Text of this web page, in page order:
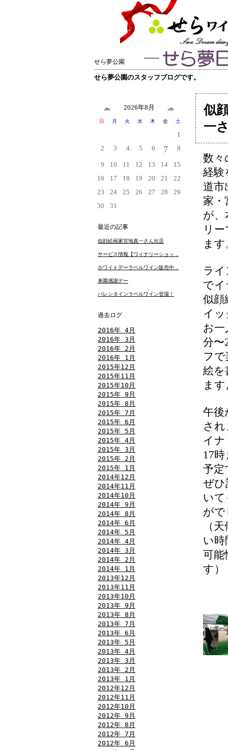
せら夢公園
せら夢公園のスタッフブログです。
← 2026年8月 →
日 月 火 水 木 金 土
1
2
3 4 5 6 7 8
9 10 11 12 13 14
15
16
17 18 19 20 21
22
23
24 25 26 27 28
29
30
31
最近の記事
似顔絵画家宮地真一さん出店
サービス情報【ワイナリーショッ ..
ホワイトデーラベルワイン販売中 ..
来園感謝デー
バレンタインラベルワイン登場！
過去ログ
2016年 4月
2016年 3月
2016年 2月
2016年 1月
2015年12月
2015年11月
2015年10月
2015年 9月
2015年 8月
2015年 7月
2015年 6月
2015年 5月
2015年 4月
2015年 3月
2015年 2月
2015年 1月
2014年12月
2014年11月
2014年10月
2014年 9月
2014年 8月
2014年 6月
2014年 5月
2014年 4月
2014年 3月
2014年 2月
2014年 1月
2013年12月
2013年11月
2013年10月
2013年 9月
2013年 8月
2013年 7月
2013年 6月
2013年 5月
2013年 4月
2013年 3月
2013年 2月
2013年 1月
2012年12月
2012年11月
2012年10月
2012年 9月
2012年 8月
2012年 7月
2012年 6月
似
一
数々
経験
道市
家・
が、
リ
ます
ラ
で
似顔
イ
お一
分〜
フ
絵を
ま
午後
さ
イ
17
予定
ぜひ
い
が
（
い時
可能
す）